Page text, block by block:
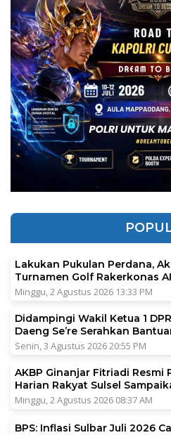
Lakukan Pukulan Perdana,
Turnamen Golf Rakerkonas
Minggu, 2 Agustus 2026 13:33 PM
Didampingi Wakil Ketua 1
Daeng Se’re Serahkan
Senin, 3 Agustus 2026 20:55 PM
AKBP Ginanjar Fitriadi Resmi
Harian Rakyat Sulsel
Minggu, 2 Agustus 2026 08:37 AM
BPS: Inflasi Sulbar Juli 2026